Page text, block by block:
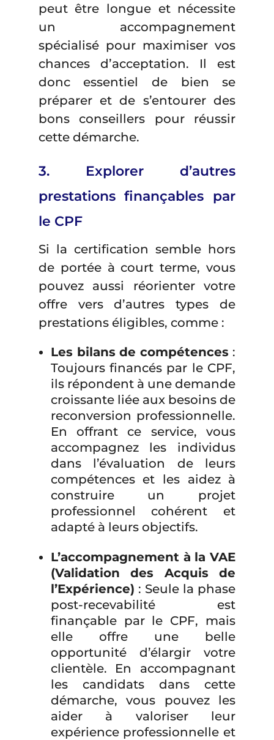
peut être longue et nécessite
un accompagnement
spécialisé pour maximiser vos
chances d’acceptation. Il est
donc essentiel de bien se
préparer et de s’entourer des
bons conseillers pour réussir
cette démarche.
3. Explorer d’autres
prestations finançables par
le CPF
Si la certification semble hors
de portée à court terme, vous
pouvez aussi réorienter votre
offre vers d’autres types de
prestations éligibles, comme :
Les bilans de compétences :
Toujours financés par le CPF,
ils répondent à une demande
croissante liée aux besoins de
reconversion professionnelle.
En offrant ce service, vous
accompagnez les individus
dans l’évaluation de leurs
compétences et les aidez à
construire un projet
professionnel cohérent et
adapté à leurs objectifs.
L’accompagnement à la VAE
(Validation des Acquis de
l’Expérience) : Seule la phase
post-recevabilité est
finançable par le CPF, mais
elle offre une belle
opportunité d’élargir votre
clientèle. En accompagnant
les candidats dans cette
démarche, vous pouvez les
aider à valoriser leur
expérience professionnelle et